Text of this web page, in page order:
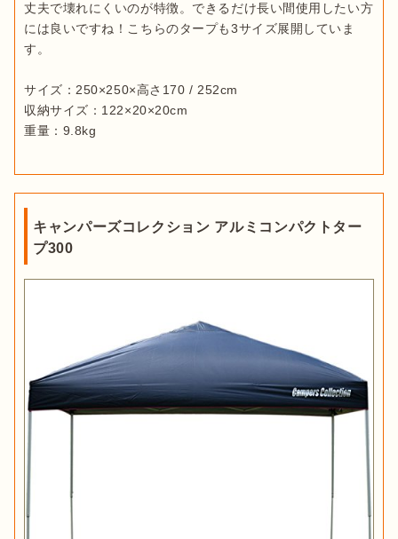
丈夫で壊れにくいのが特徴。できるだけ長い間使用したい方
には良いですね！こちらのタープも3サイズ展開していま
す。
サイズ：250×250×高さ170 / 252cm
収納サイズ：122×20×20cm
重量：9.8kg
キャンパーズコレクション アルミコンパクトター
プ300